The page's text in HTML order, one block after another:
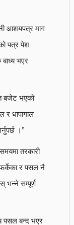
आशयपत्र माग
पत्र पेश
भएर
बजेट भएको
धापागाल
।”
तरकारी
र पसल नै
भन्ने सम्पूर्ण
पसल बन्द भएर